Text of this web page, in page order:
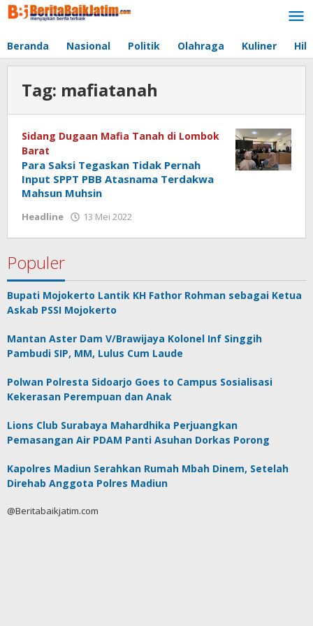
Lewati
ke
Beranda Nasional Politik Olahraga Kuliner
Tag: mafiatanah
Sidang Dugaan Mafia Tanah di Lombok
Barat
Para Saksi Tegaskan Tidak Pernah
Input SPPT PBB Atasnama Terdakwa
Mahsun Muhsin
Headline 13 Mei 2022
Populer
Bupati Mojokerto Lantik KH Fathor Rohman sebagai Ketua
Askab PSSI Mojokerto
Mantan Aster Dam V/Brawijaya Kolonel Inf Singgih
Pambudi SIP, MM, Lulus Cum Laude
Polwan Polresta Sidoarjo Goes to Campus Sosialisasi
Kekerasan Perempuan dan Anak
Lions Club Surabaya Mahardhika Perjuangkan
Pemasangan Air PDAM Panti Asuhan Dorkas Porong
Kapolres Madiun Serahkan Rumah Mbah Dinem, Setelah
Direhab Anggota Polres Madiun
@Beritabaikjatim.com